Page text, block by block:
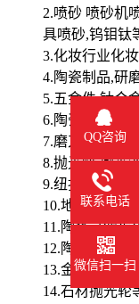
2.喷砂 喷砂机
具喷砂,钨钼钛
3.化妆行业化
4.陶瓷制品,研
5.五金件,钛合
6.陶瓷釉料,环
7.磨刀石,研磨
8.抛光蜡,抛光
9.纽扣,手机壳,
10.地坪,胶粘
11.陶瓷过滤板
12.陶瓷分离膜
13.金刚石砂轮
14.石材抛光轮
QQ咨询
联系电话
微信扫一扫